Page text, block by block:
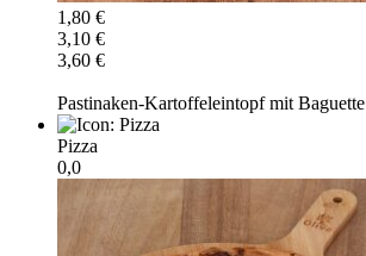
1,80 €
3,10 €
3,60 €
Pastinaken-Kartoffeleintopf mit Baguette
Pizza
0,0